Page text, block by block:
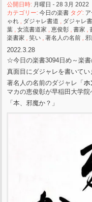
公開日時: 月曜日 - 28 3月 2022
カテゴリー:今日の楽書 タグ:
ゃれ
ダジャレ書道 ダジャレ
葉 ,女流書道家 ,恵俊彰 ,書家 ,
楽書家
,笑い ,著名人の名前
2022.3.28
☆今日の楽書3094日め～楽書
真面目にダジャレを書いて
著名人の名前のダジャレ「ホ
マカの恵俊彰が早稲田大学院
「本、邪魔か？」